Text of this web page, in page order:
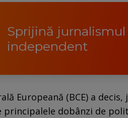
Sprijină jurnalismul
independent
Europeană (BCE) a
principalele dobânzi de